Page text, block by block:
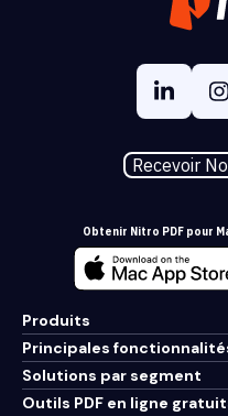
Recevoir
Obtenir Nitro PDF pour
Produits
Principales
Solutions par segment
Outils PDF en ligne